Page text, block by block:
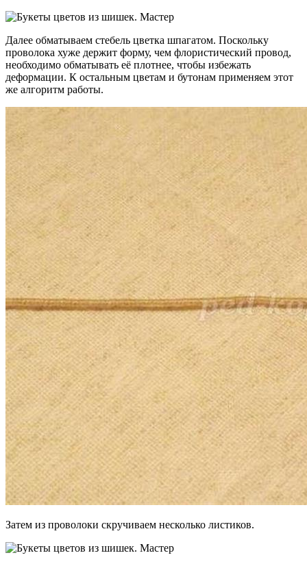
Далее обматываем стебель цветка шпагатом. Поскольку
проволока хуже держит форму, чем флористический провод,
необходимо обматывать её плотнее, чтобы избежать
деформации. К остальным цветам и бутонам применяем этот
же алгоритм работы.
Затем из проволоки скручиваем несколько листиков.